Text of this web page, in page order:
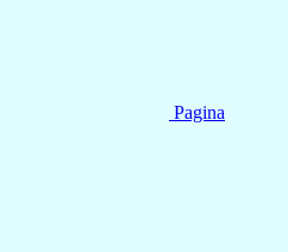
Pagina